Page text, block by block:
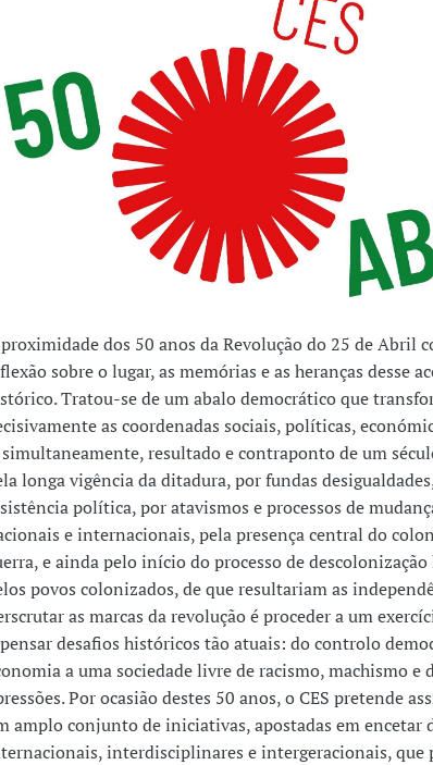
dos 50 anos da Revolução do 25 de Abril
sobre o lugar, as memórias e as heranças desse
Tratou-se de um abalo democrático que
as coordenadas sociais, políticas,
resultado e contraponto de um
longa vigência da ditadura, por fundas
política, por atavismos e processos de
e internacionais, pela presença central do
e ainda pelo início do processo de descolonização
povos colonizados, de que resultariam as
as marcas da revolução é proceder a um
desafios históricos tão atuais: do controlo
a uma sociedade livre de racismo, machismo e
Por ocasião destes 50 anos, o CES pretende
amplo conjunto de iniciativas, apostadas em encetar
interdisciplinares e intergeracionais, que